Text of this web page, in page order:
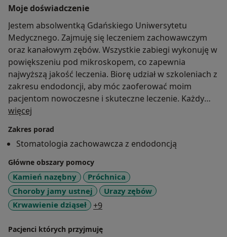
Moje doświadczenie
Jestem absolwentką Gdańskiego Uniwersytetu
Medycznego. Zajmuję się leczeniem zachowawczym
oraz kanałowym zębów. Wszystkie zabiegi wykonuję w
powiększeniu pod mikroskopem, co zapewnia
najwyższą jakość leczenia. Biorę udział w szkoleniach z
zakresu endodoncji, aby móc zaoferować moim
pacjentom nowoczesne i skuteczne leczenie. Każdy
mój pacjent może liczyć również na indywidualnie
uzębienie w zdrowiu przez wiele lat.
więcej
Zakres porad
Stomatologia zachowawcza z endodoncją
Główne obszary pomocy
Kamień nazębny
Próchnica
Choroby jamy ustnej
Urazy zębów
Krwawienie dziąseł
+9a11y_sr_more_diseases
Pacjenci których przyjmuję